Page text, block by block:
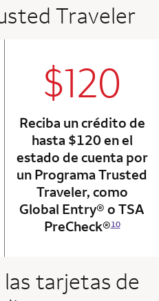
Traveler
card
column 2
$120
Reciba un crédito de
hasta $120 en el
estado de cuenta por
un Programa Trusted
Traveler, como
Global Entry® o TSA
PreCheck®10
tarjetas de